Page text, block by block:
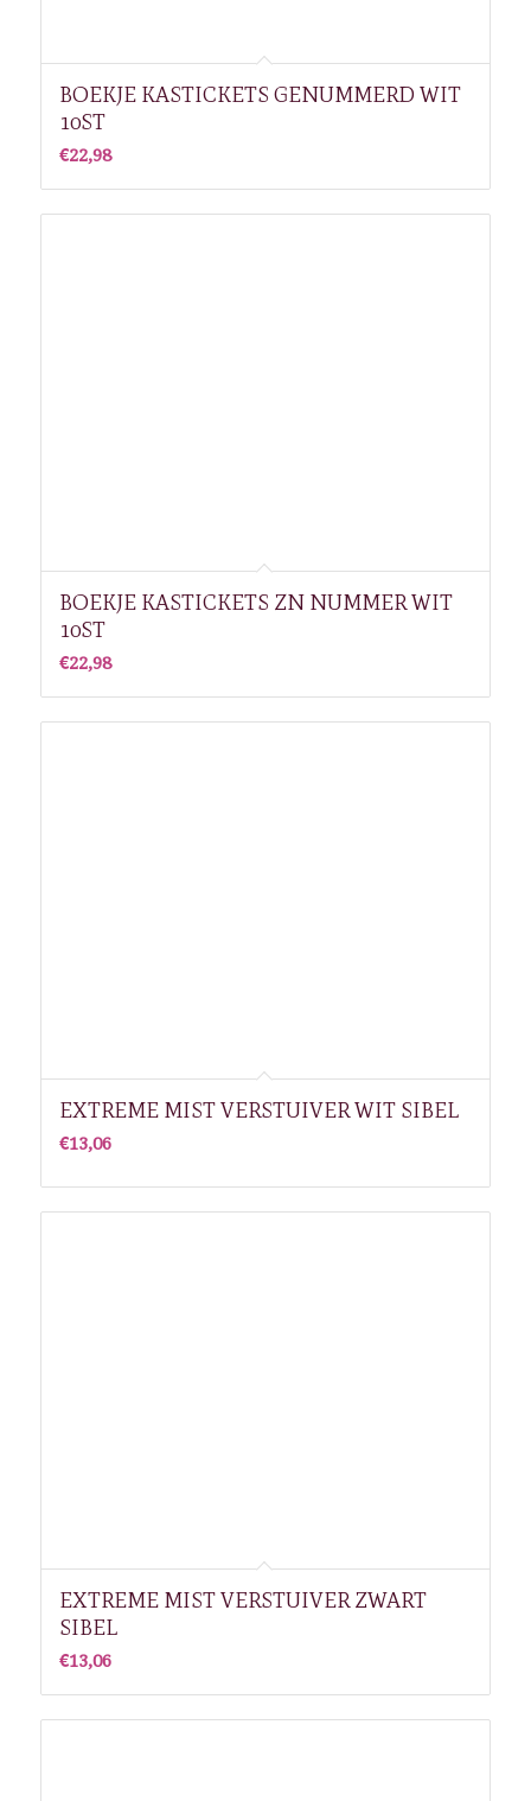
BOEKJE KASTICKETS GENUMMERD WIT
10ST
€22,98
BOEKJE KASTICKETS ZN NUMMER WIT
10ST
€22,98
EXTREME MIST VERSTUIVER WIT SIBEL
€13,06
EXTREME MIST VERSTUIVER ZWART
SIBEL
€13,06